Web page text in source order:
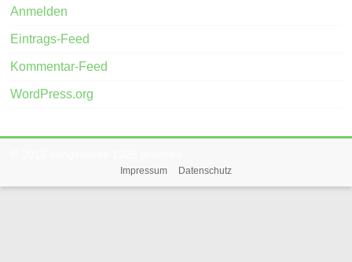
Anmelden
Eintrags-Feed
Kommentar-Feed
WordPress.org
Impressum Datenschutz